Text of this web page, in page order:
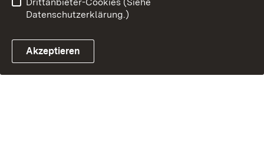
Datenschutzerklärung.)
Akzeptieren